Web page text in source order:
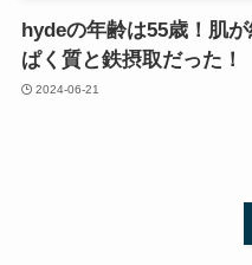
hydeの年齢は55歳！肌
ぱく質と鉄摂取だった！
2024-06-21